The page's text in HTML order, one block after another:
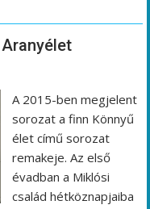
A 2015-ben megjelent
sorozat a finn Könnyű
élet című sorozat
remakeje. Az első
évadban a Miklósi
család hétköznapjaiba